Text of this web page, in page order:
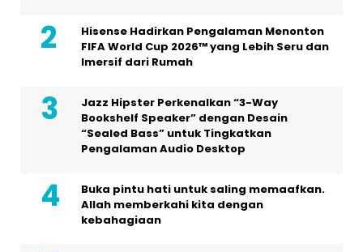
Hisense Hadirkan Pengalaman Menonton
FIFA World Cup 2026™ yang Lebih Seru dan
Imersif dari Rumah
Jazz Hipster Perkenalkan “3-Way
Bookshelf Speaker” dengan Desain
“Sealed Bass” untuk Tingkatkan
Pengalaman Audio Desktop
Buka pintu hati untuk saling memaafkan.
Allah memberkahi kita dengan
kebahagiaan